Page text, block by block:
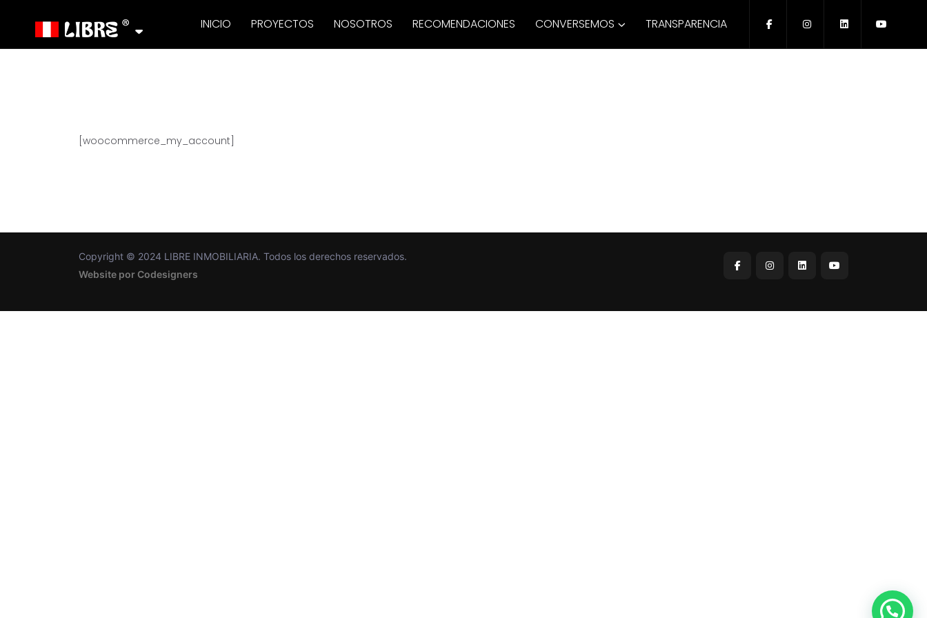
INICIO PROYECTOS NOSOTROS RECOMENDACIONES CONVERSEMOS TRANSPARENCIA
[woocommerce_my_account]
Copyright © 2024 LIBRE INMOBILIARIA. Todos los derechos reservados.
Website por Codesigners